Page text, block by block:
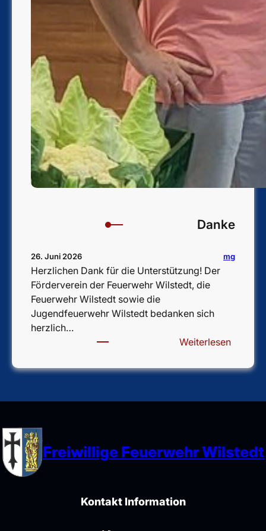
Danke
26. Juni 2026 mg
Herzlichen Dank für die Unterstützung! Der
Förderverein der Feuerwehr Wilstedt, die
Feuerwehr Wilstedt sowie die
Jugendfeuerwehr Wilstedt bedanken sich
herzlich…
Weiterlesen:
a
k
Freiwillige Feuerwehr Wilstedt
Kontakt Information